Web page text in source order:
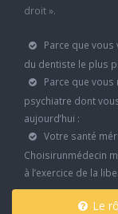
droit ».
Parce que
du dentiste le plus
Parce que
psychiatre dont
aujourd’hui :
Votre santé
Choisirunmédecin
à l’exercice de la